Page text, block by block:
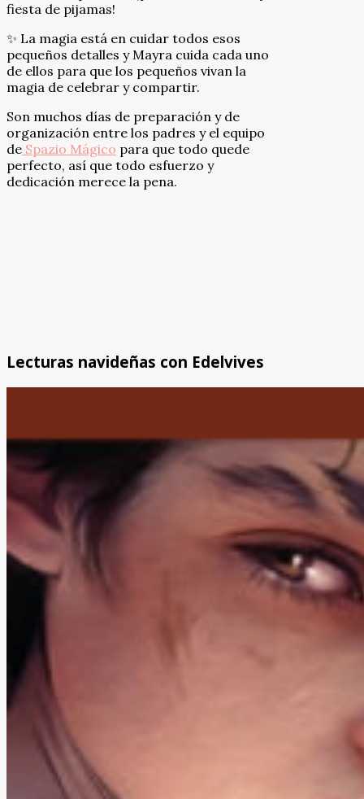
fiesta de pijamas!
✨ La magia está en cuidar todos esos
pequeños detalles y Mayra cuida cada uno
de ellos para que los pequeños vivan la
magia de celebrar y compartir.
Son muchos días de preparación y de
organización entre los padres y el equipo
de Spazio Mágico para que todo quede
perfecto, así que todo esfuerzo y
dedicación merece la pena.
Lecturas navideñas con Edelvives